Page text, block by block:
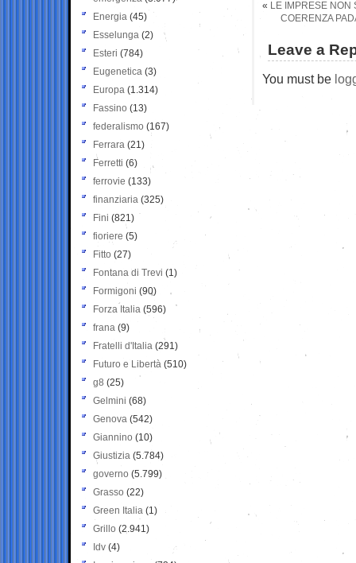
« LE IMPRESE NON
COERENZA
Leave a
You must be
Energia (45)
Esselunga (2)
Esteri (784)
Eugenetica (3)
Europa (1.314)
Fassino (13)
federalismo (167)
Ferrara (21)
Ferretti (6)
ferrovie (133)
finanziaria (325)
Fini (821)
fioriere (5)
Fitto (27)
Fontana di Trevi (1)
Formigoni (90)
Forza Italia (596)
frana (9)
Fratelli d'Italia (291)
Futuro e Libertà (510)
g8 (25)
Gelmini (68)
Genova (542)
Giannino (10)
Giustizia (5.784)
governo (5.799)
Grasso (22)
Green Italia (1)
Grillo (2.941)
Idv (4)